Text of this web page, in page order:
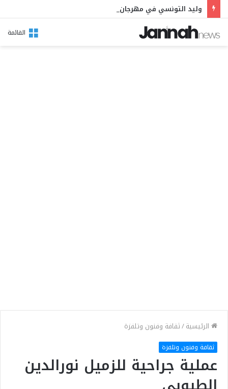
القائمة
الرئيسية/ثقافة وفنون وتلفزة
ثقافة وفنون وتلفزة
عملية جراحية للزميل نورالدين